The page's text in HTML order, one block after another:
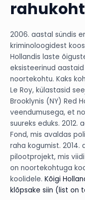
2006. aastal sündis
kriminoloogidest
Hollandis laste
eksisteerinud aastaid
noortekohtu. Kaks
Le Roy, külastasid
Brooklynis (NY) Red
veendumusega, et
suureks eduks.
Fond, mis avaldas
raha kogumist. 2014.
pilootprojekt, mis
on noortekohtuga
koolidele. Kõigi
klõpsake siin (list on